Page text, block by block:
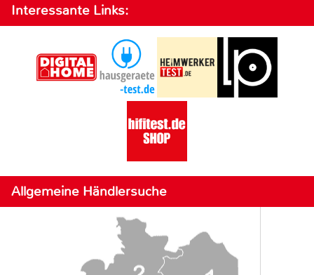
Interessante Links:
Allgemeine Händlersuche